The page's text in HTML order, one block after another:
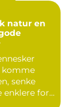
en
senke
enklere for